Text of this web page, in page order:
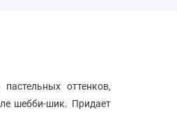
оттенков,
шебби-шик. Придает